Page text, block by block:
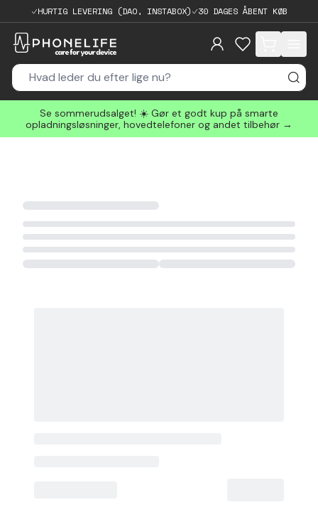
HURTIG LEVERING (DAO, INSTABOX) 30 DAGES ÅBENT KØB
items in cart,
Se sommerudsalget! ☀️ Gør et godt kup på smarte
opladningsløsninger, hovedtelefoner og andet tilbehør →